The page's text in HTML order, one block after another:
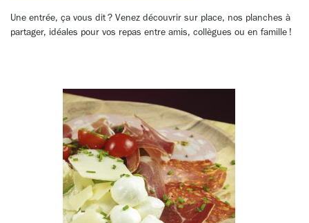
Une entrée, ça vous dit ? Venez découvrir sur place, nos planches à
partager, idéales pour vos repas entre amis, collègues ou en famille !